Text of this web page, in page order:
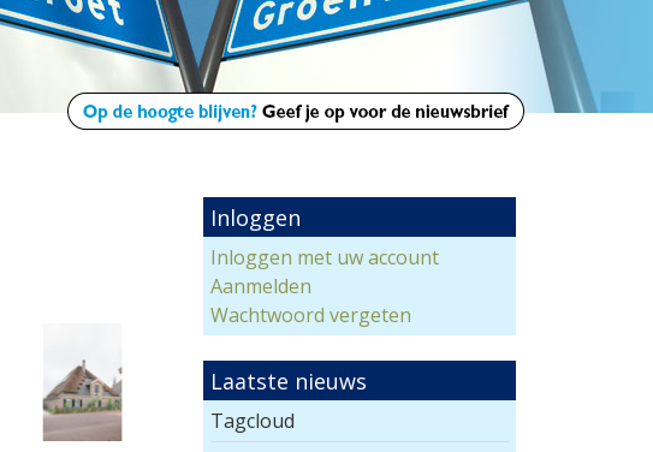
Inloggen
Inloggen met uw account
Aanmelden
Wachtwoord vergeten
Laatste nieuws
Tagcloud